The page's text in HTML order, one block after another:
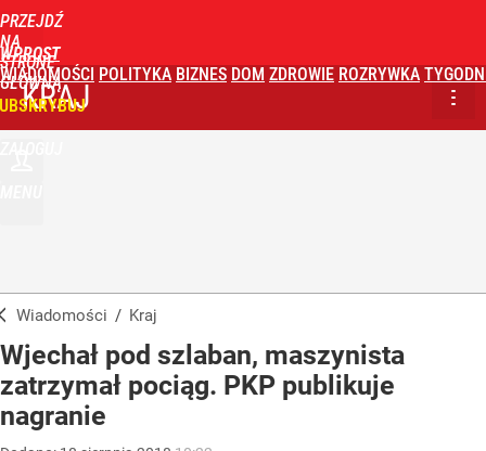
PRZEJDŹ
NA
STRONĘ
GŁÓWNĄ
WPROST
WIADOMOŚCI POLITYKA BIZNES DOM ZDROWIE ROZRYWKA
KRAJ
Wiadomości / Kraj
Wjechał pod szlaban, maszynista
zatrzymał pociąg. PKP publikuje
nagranie